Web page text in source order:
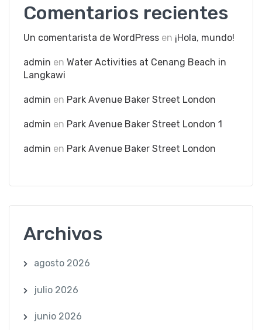
Comentarios recientes
Un comentarista de WordPress en ¡Hola, mundo!
admin en Water Activities at Cenang Beach in
Langkawi
admin en Park Avenue Baker Street London
admin en Park Avenue Baker Street London 1
admin en Park Avenue Baker Street London
Archivos
agosto 2026
julio 2026
junio 2026